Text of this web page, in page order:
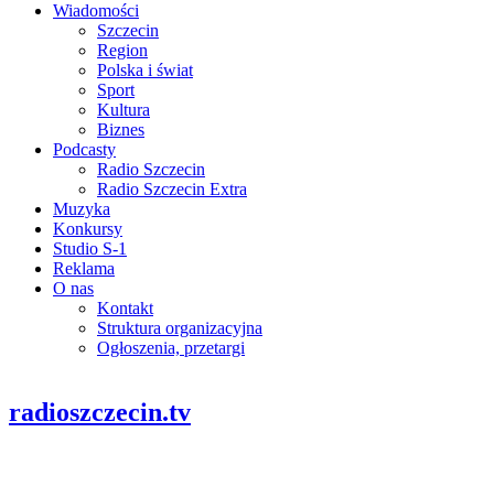
Wiadomości
Szczecin
Region
Polska i świat
Sport
Kultura
Biznes
Podcasty
Radio Szczecin
Radio Szczecin Extra
Muzyka
Konkursy
Studio S-1
Reklama
O nas
Kontakt
Struktura organizacyjna
Ogłoszenia, przetargi
radioszczecin.tv